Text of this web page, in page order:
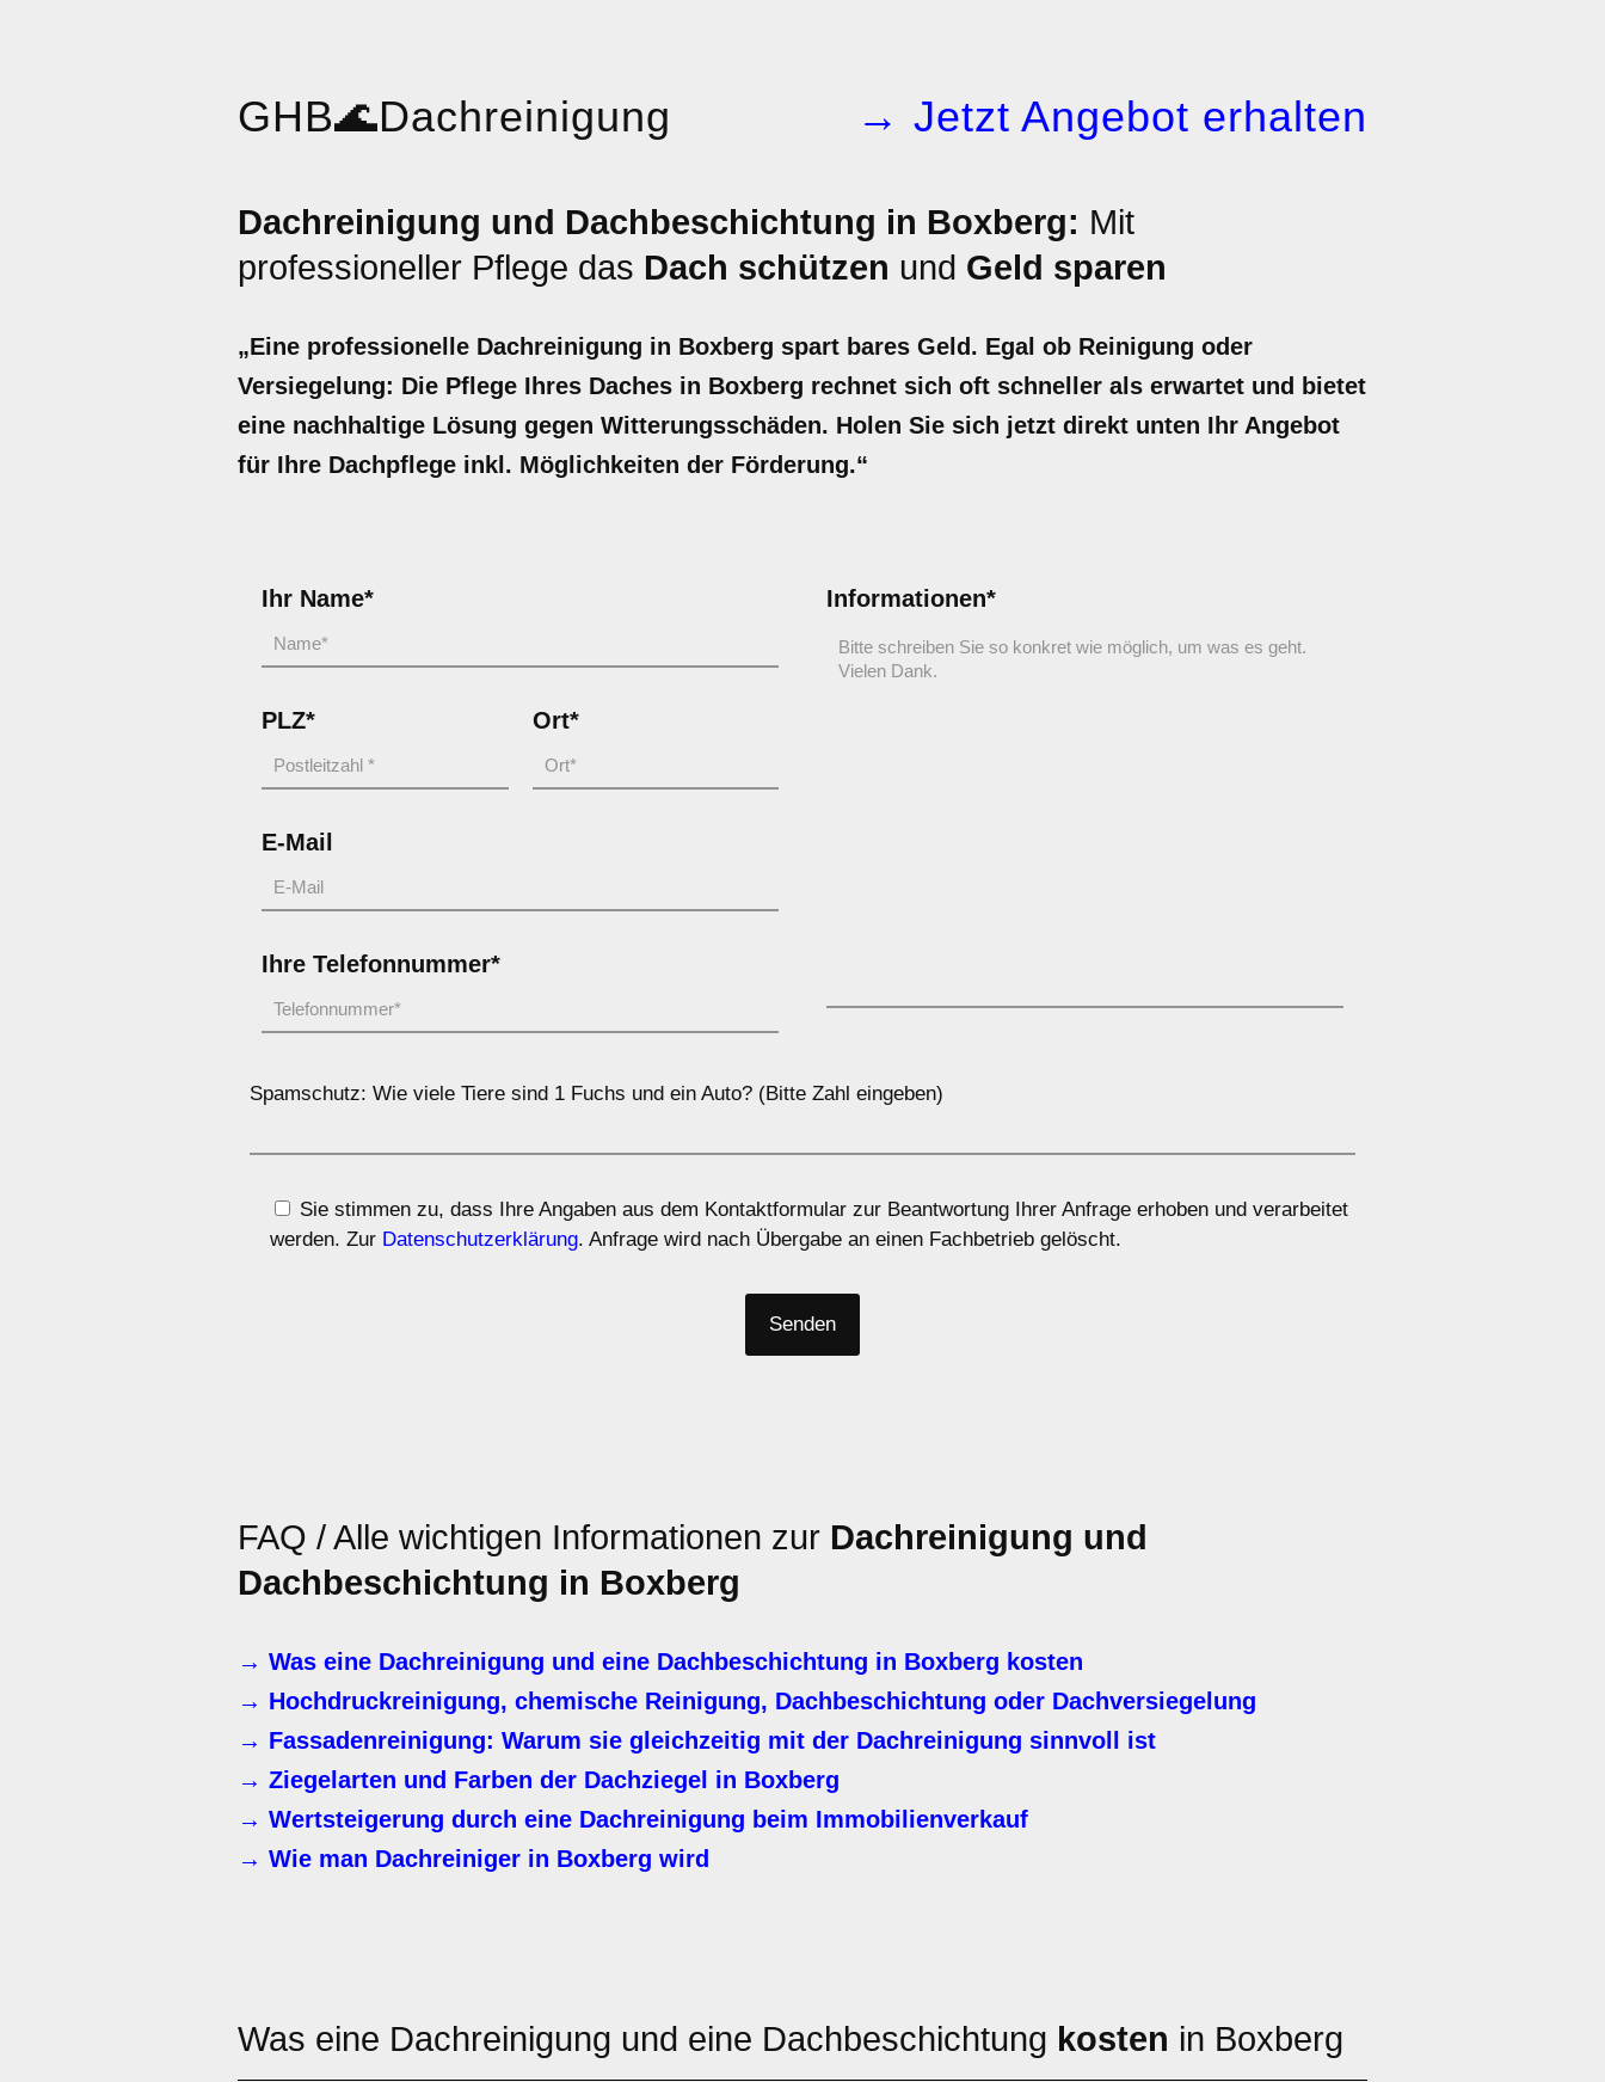
GHB🌊Dachreinigung → Jetzt Angebot erhalten
Dachreinigung und Dachbeschichtung in Boxberg: Mit
professioneller Pflege das Dach schützen und Geld sparen
„Eine professionelle Dachreinigung in Boxberg spart bares Geld. Egal ob Reinigung oder
Versiegelung: Die Pflege Ihres Daches in Boxberg rechnet sich oft schneller als erwartet und bietet
eine nachhaltige Lösung gegen Witterungsschäden. Holen Sie sich jetzt direkt unten Ihr Angebot
für Ihre Dachpflege inkl. Möglichkeiten der Förderung.“
Ihr Name*
PLZ* Ort*
E-Mail
Ihre Telefonnummer*
Informationen*
Spamschutz: Wie viele Tiere sind 1 Fuchs und ein Auto? (Bitte Zahl eingeben)
Sie stimmen zu, dass Ihre Angaben aus dem Kontaktformular zur Beantwortung Ihrer Anfrage erhoben und verarbeitet
werden. Zur Datenschutzerklärung. Anfrage wird nach Übergabe an einen Fachbetrieb gelöscht.
FAQ / Alle wichtigen Informationen zur Dachreinigung und
Dachbeschichtung in Boxberg
→ Was eine Dachreinigung und eine Dachbeschichtung in Boxberg kosten
→ Hochdruckreinigung, chemische Reinigung, Dachbeschichtung oder Dachversiegelung
→ Fassadenreinigung: Warum sie gleichzeitig mit der Dachreinigung sinnvoll ist
→ Ziegelarten und Farben der Dachziegel in Boxberg
→ Wertsteigerung durch eine Dachreinigung beim Immobilienverkauf
→ Wie man Dachreiniger in Boxberg wird
Was eine Dachreinigung und eine Dachbeschichtung kosten in Boxberg